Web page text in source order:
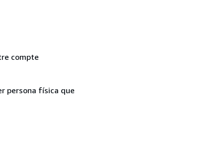
compte
persona física que